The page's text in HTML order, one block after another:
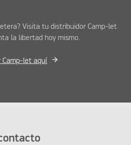
Visita tu distribuidor Camp-let
la libertad hoy mismo.
Camp-let aquí